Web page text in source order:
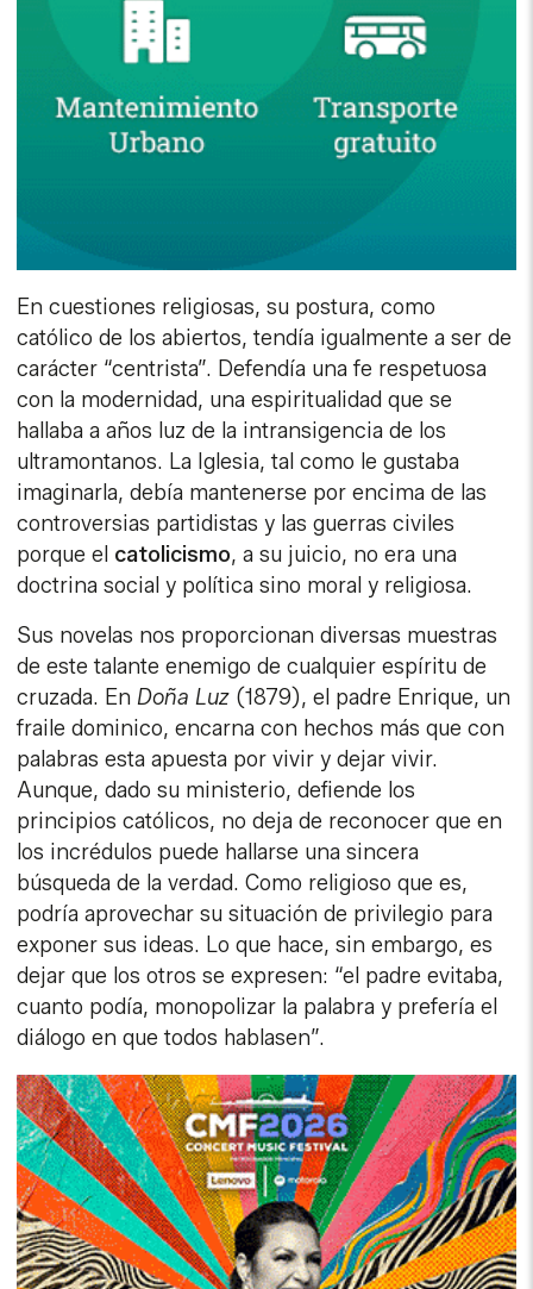
En cuestiones religiosas, su postura, como
católico de los abiertos, tendía igualmente a ser de
carácter “centrista”. Defendía una fe respetuosa
con la modernidad, una espiritualidad que se
hallaba a años luz de la intransigencia de los
ultramontanos. La Iglesia, tal como le gustaba
imaginarla, debía mantenerse por encima de las
controversias partidistas y las guerras civiles
porque el catolicismo, a su juicio, no era una
doctrina social y política sino moral y religiosa.
Sus novelas nos proporcionan diversas muestras
de este talante enemigo de cualquier espíritu de
cruzada. EnDoña Luz (1879), el padre Enrique, un
fraile dominico, encarna con hechos más que con
palabras esta apuesta por vivir y dejar vivir.
Aunque, dado su ministerio, defiende los
principios católicos, no deja de reconocer que en
los incrédulos puede hallarse una sincera
búsqueda de la verdad. Como religioso que es,
podría aprovechar su situación de privilegio para
exponer sus ideas. Lo que hace, sin embargo, es
dejar que los otros se expresen: “el padre evitaba,
cuanto podía, monopolizar la palabra y prefería el
diálogo en que todos hablasen”.